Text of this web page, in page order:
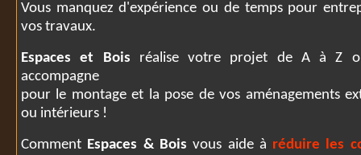
Vous manquez d'expérience ou de temps pour
vos travaux.
Espaces et Bois réalise votre projet de A à Z
accompagne
pour le montage et la pose de vos aménagements
ou intérieurs !
Comment Espaces & Boisvous aide à réduire les